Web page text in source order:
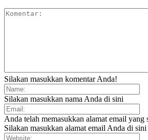
Silakan masukkan komentar Anda!
Silakan masukkan nama Anda di sini
Anda telah memasukkan alamat email yang
Silakan masukkan alamat email Anda di sini